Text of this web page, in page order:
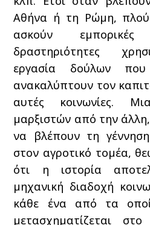
Αθήνα ή τη Ρώμη,
ασκούν
δραστηριότητες
εργασία δούλων
ανακαλύπτουν τον
αυτές κοινωνίες.
μαρξιστών από την
να βλέπουν τη
στον αγροτικό τομέα,
ότι η ιστορία
μηχανική διαδοχή
κάθε ένα από τα
μετασχηματίζεται